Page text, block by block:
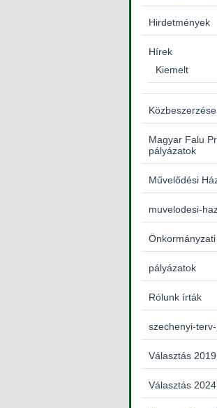
Hirdetmények
Hírek
Kiemelt
Magyar Falu
pályázatok
Művelődési
muvelodesi-
pályázatok
Rólunk írták
szechenyi-
Választás 2019
Választás 2024